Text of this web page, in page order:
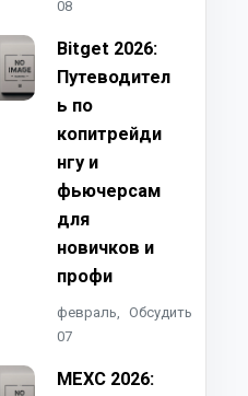
08
Bitget 2026:
Путеводител
ь по
копитрейди
нгу и
фьючерсам
для
новичков и
профи
февраль,
07
Обсудить
MEXC 2026: